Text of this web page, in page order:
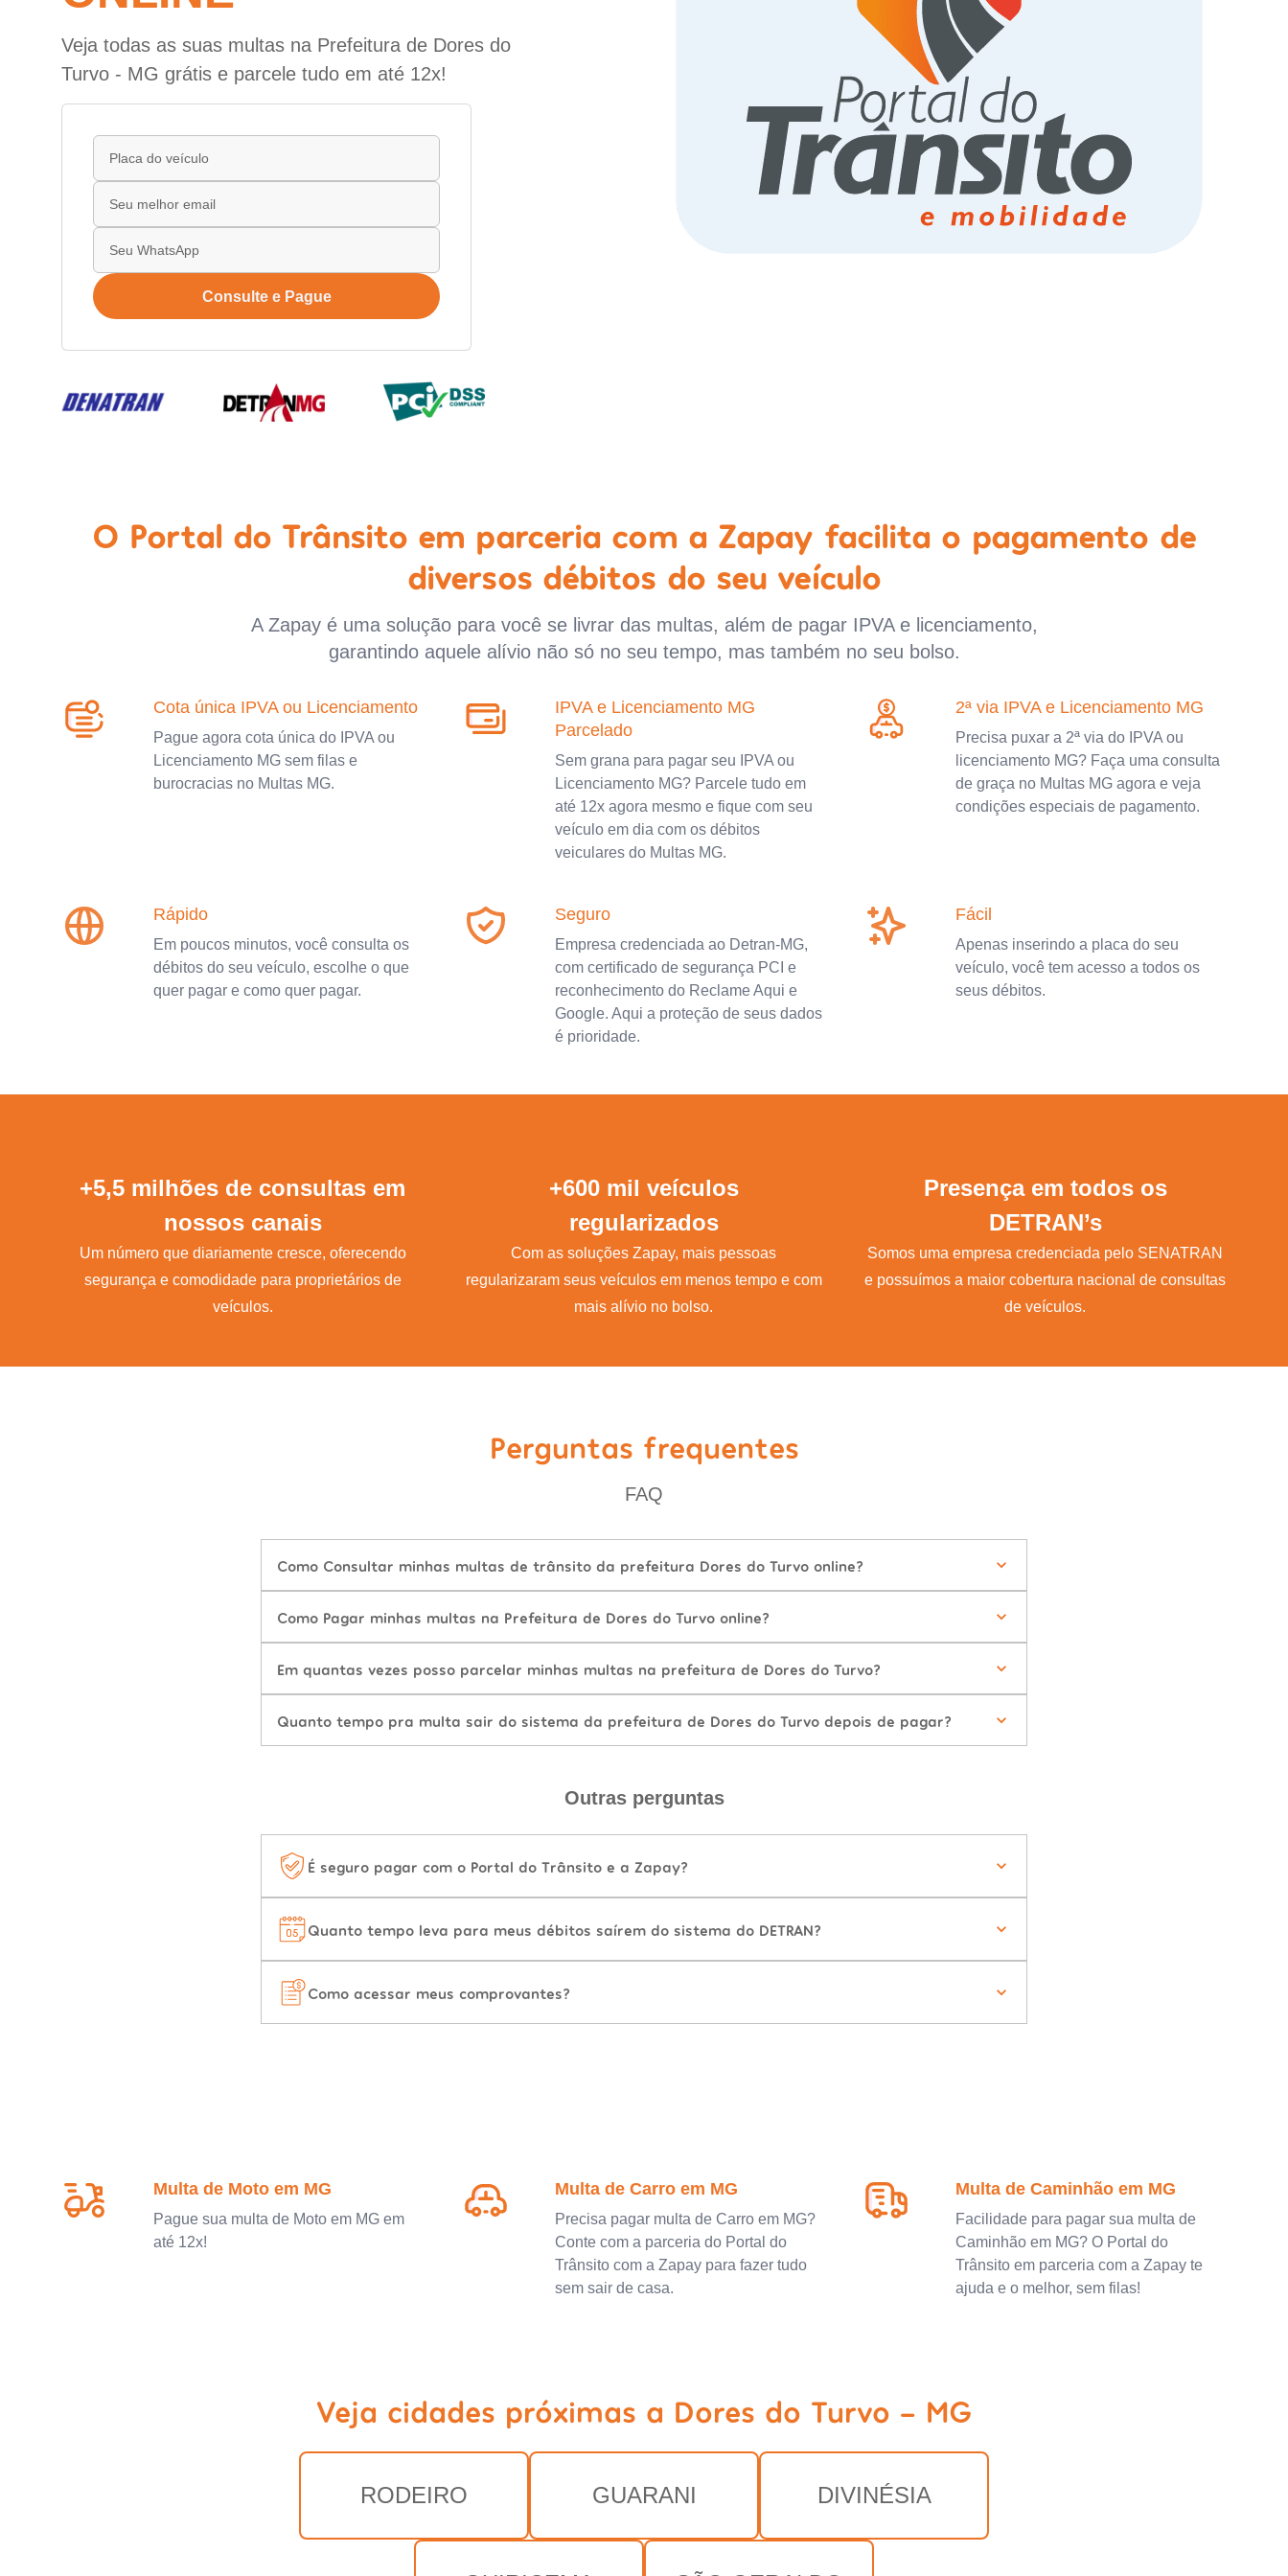
Veja todas as suas multas na Prefeitura de Dores do
Turvo - MG grátis e parcele tudo em até 12x!
Consulte e Pague
O Portal do Trânsito em parceria com a Zapay facilita o pagamento de
diversos débitos do seu veículo
A Zapay é uma solução para você se livrar das multas, além de pagar IPVA e licenciamento,
garantindo aquele alívio não só no seu tempo, mas também no seu bolso.
Cota única IPVA ou Licenciamento
Pague agora cota única do IPVA ou
Licenciamento MG sem filas e
burocracias no Multas MG.
IPVA e Licenciamento MG
Parcelado
Sem grana para pagar seu IPVA ou
Licenciamento MG? Parcele tudo em
até 12x agora mesmo e fique com seu
veículo em dia com os débitos
veiculares do Multas MG.
2ª via IPVA e Licenciamento MG
Precisa puxar a 2ª via do IPVA ou
licenciamento MG? Faça uma consulta
de graça no Multas MG agora e veja
condições especiais de pagamento.
Rápido
Em poucos minutos, você consulta os
débitos do seu veículo, escolhe o que
quer pagar e como quer pagar.
Seguro
Empresa credenciada ao Detran-MG,
com certificado de segurança PCI e
reconhecimento do Reclame Aqui e
Google. Aqui a proteção de seus dados
é prioridade.
Fácil
Apenas inserindo a placa do seu
veículo, você tem acesso a todos os
seus débitos.
+5,5 milhões de consultas em
nossos canais
Um número que diariamente cresce, oferecendo
segurança e comodidade para proprietários de
veículos.
+600 mil veículos
regularizados
Com as soluções Zapay, mais pessoas
regularizaram seus veículos em menos tempo e com
mais alívio no bolso.
Presença em todos os
DETRAN’s
Somos uma empresa credenciada pelo SENATRAN
e possuímos a maior cobertura nacional de consultas
de veículos.
Perguntas frequentes
FAQ
Como Consultar minhas multas de trânsito da prefeitura Dores do Turvo online?
Como Pagar minhas multas na Prefeitura de Dores do Turvo online?
Em quantas vezes posso parcelar minhas multas na prefeitura de Dores do Turvo?
Quanto tempo pra multa sair do sistema da prefeitura de Dores do Turvo depois de pagar?
Outras perguntas
É seguro pagar com o Portal do Trânsito e a Zapay?
Quanto tempo leva para meus débitos saírem do sistema do DETRAN?
Como acessar meus comprovantes?
Multa de Moto em MG
Pague sua multa de Moto em MG em
até 12x!
Multa de Carro em MG
Precisa pagar multa de Carro em MG?
Conte com a parceria do Portal do
Trânsito com a Zapay para fazer tudo
sem sair de casa.
Multa de Caminhão em MG
Facilidade para pagar sua multa de
Caminhão em MG? O Portal do
Trânsito em parceria com a Zapay te
ajuda e o melhor, sem filas!
Veja cidades próximas a Dores do Turvo - MG
RODEIRO GUARANI DIVINÉSIA